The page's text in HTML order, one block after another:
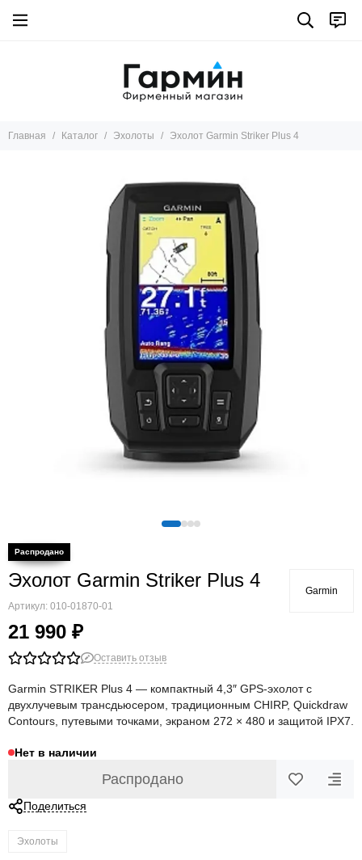
Главная Каталог Эхолоты Эхолот Garmin Striker Plus 4
Эхолот Garmin Striker Plus 4
Артикул: 010-01870-01
21 990 ₽
Garmin
Оставить отзыв
Garmin STRIKER Plus 4 — компактный 4,3″ GPS‑эхолот с
двухлучевым трансдьюсером, традиционным CHIRP, Quickdraw
Contours, путевыми точками, экраном 272 × 480 и защитой IPX7.
Нет в наличии
Распродано
Поделиться
Эхолоты